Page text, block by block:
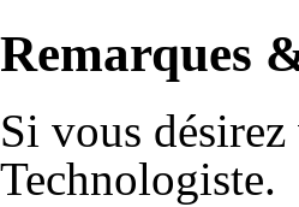
Remarques
Si vous
Technologiste.